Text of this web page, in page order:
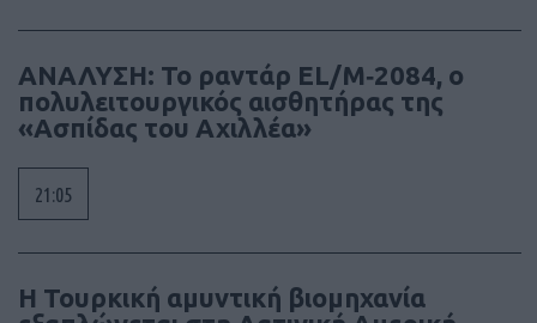
ΑΝΑΛΥΣΗ: To ραντάρ EL/M‑2084, ο
πολυλειτουργικός αισθητήρας της
«Ασπίδας του Αχιλλέα»
21:05
Η Τουρκική αμυντική βιομηχανία